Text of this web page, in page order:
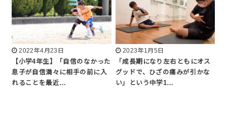
2022年4月23日
【小学4年生】「自信のなかった
息子が自信満々に相手の前に入
れることを最近…
2023年1月5日
「成長期になり左右ともにオス
グッドで、ひざの痛みが引かな
い」という中学1…